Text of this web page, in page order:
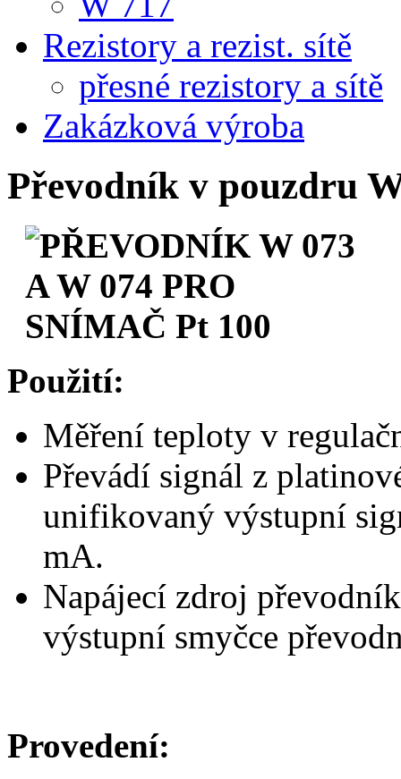
Rezistory a rezist. sítě
přesné rezistory a sítě
Zakázková výroba
Převodník v pouzdru
Použití:
Měření teploty v
Převádí signál z
unifikovaný výstupní
mA.
Napájecí zdroj
výstupní smyčce
Provedení: